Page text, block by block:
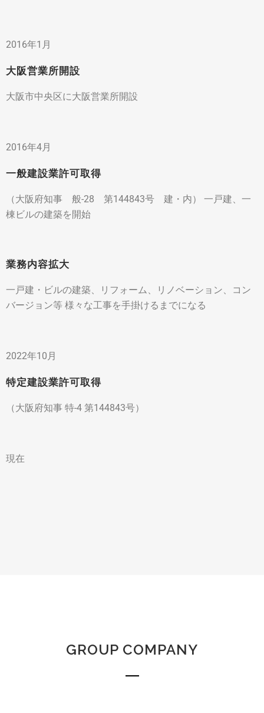
2016年1月
大阪営業所開設
大阪市中央区に大阪営業所開設
2016年4月
一般建設業許可取得
（大阪府知事 般-28 第144843号 建・内） 一戸建、一
棟ビルの建築を開始
業務内容拡大
一戸建・ビルの建築、リフォーム、リノベーション、コン
バージョン等 様々な工事を手掛けるまでになる
2022年10月
特定建設業許可取得
（大阪府知事 特-4 第144843号）
現在
GROUP COMPANY